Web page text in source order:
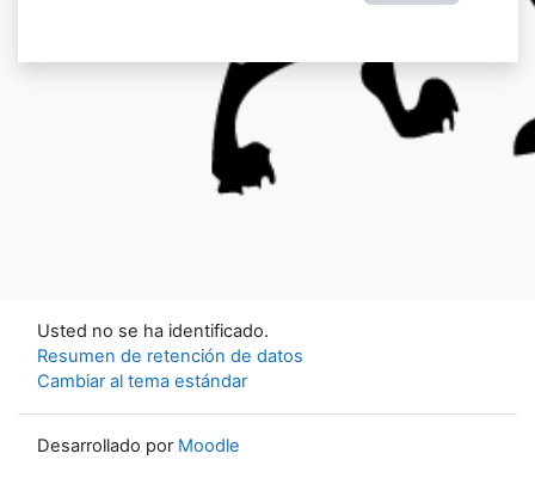
Usted no se ha identificado.
Resumen de retención de datos
Cambiar al tema estándar
Desarrollado por Moodle